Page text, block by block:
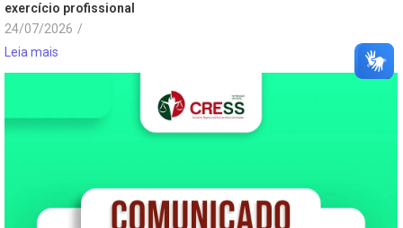
exercício profissional
24/07/2026 /
Leia mais